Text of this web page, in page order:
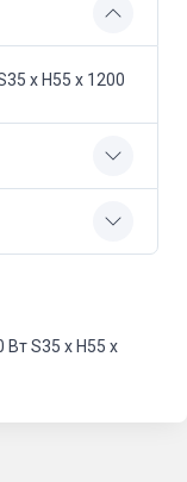
x Н55 x 1200
Вт S35 x Н55 x